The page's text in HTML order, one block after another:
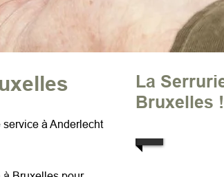
La
Bruxelles !
à Anderlecht